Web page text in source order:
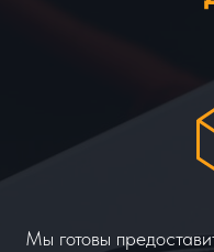
Мы готовы